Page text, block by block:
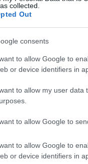
collected.
Out
consents
to allow Google to
or device identifiers in
to allow my user data
to allow Google to
to allow Google to
or device identifiers in
jó idő, ma még
az ősz, 11-12 fok
meg, hogy egy
héten történt,